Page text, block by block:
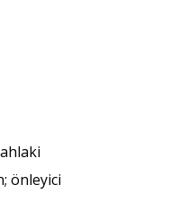
önleyici